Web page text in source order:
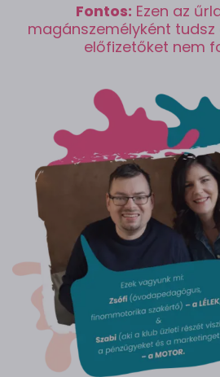
Fontos: Ezen az
magánszemélyként tudsz
előfizetőket nem